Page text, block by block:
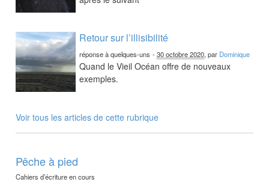
Retour sur l’illisibilité
réponse à quelques-uns -30 octobre 2020, par Dominique
Quand le Vieil Océan offre de nouveaux
exemples.
Voir tous les articles de cette rubrique
Pêche à pied
Cahiers d’écriture en cours